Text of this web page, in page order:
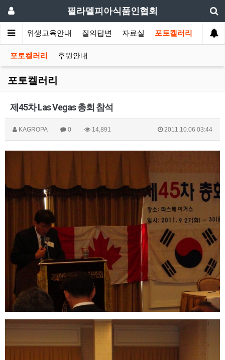
필라델피아식품인협회
식 위생교육안내 질의답변 자료실 포토켈러리
포토켈러리 후원안내
포토켈러리
제45차 Las Vegas 총회 참석
KAGROPA 0 14,891 2011.10.06 03:44